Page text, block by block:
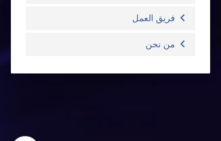
فريق العمل
من نحن